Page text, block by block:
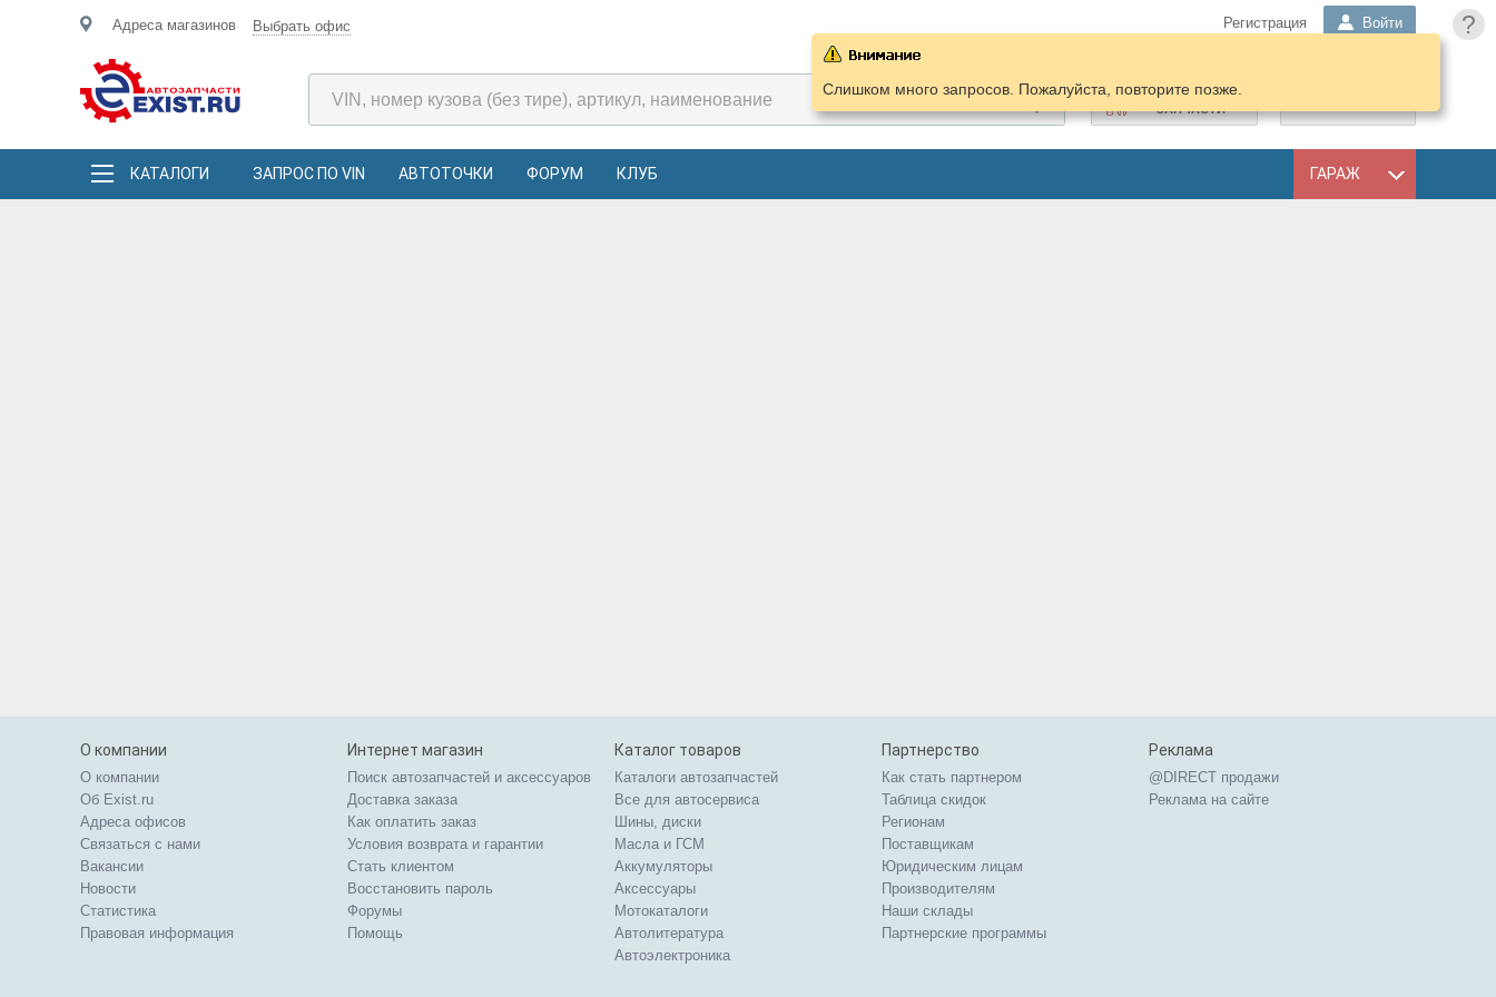
?
Адреса магазинов Выбрать офис Регистрация Войти
ПОДОБРАТЬ
ЗАПЧАСТИ
КАТАЛОГИ ЗАПРОС ПО VIN АВТОТОЧКИ ФОРУМ КЛУБ ГАРАЖ
Слишком много запросов. Пожалуйста, повторите позже.
О компании
О компании
Об Exist.ru
Адреса офисов
Связаться с нами
Вакансии
Новости
Статистика
Правовая информация
Интернет магазин
Поиск автозапчастей и аксессуаров
Доставка заказа
Как оплатить заказ
Условия возврата и гарантии
Стать клиентом
Восстановить пароль
Форумы
Помощь
Каталог товаров
Каталоги автозапчастей
Все для автосервиса
Шины, диски
Масла и ГСМ
Аккумуляторы
Аксессуары
Мотокаталоги
Автолитература
Автоэлектроника
Партнерство
Как стать партнером
Таблица скидок
Регионам
Поставщикам
Юридическим лицам
Производителям
Наши склады
Партнерские программы
Реклама
@DIRECT продажи
Реклама на сайте